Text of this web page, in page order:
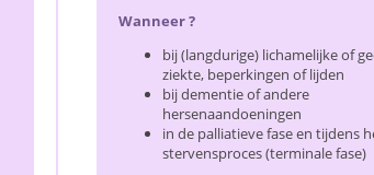
Wanneer ?
bij (langdurige) lichamelijke of
ziekte, beperkingen of lijden
bij dementie of andere
hersenaandoeningen
in de palliatieve fase en tijdens
stervensproces (terminale fase)